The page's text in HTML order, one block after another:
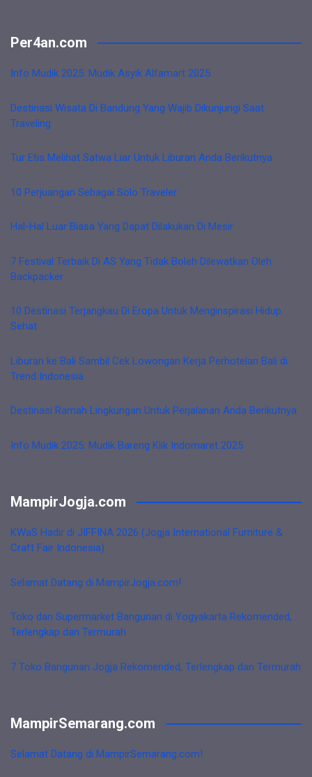
Per4an.com
Info Mudik 2025: Mudik Asyik Alfamart 2025
Destinasi Wisata Di Bandung Yang Wajib Dikunjungi Saat
Traveling
Tur Etis Melihat Satwa Liar Untuk Liburan Anda Berikutnya
10 Perjuangan Sebagai Solo Traveler
Hal-Hal Luar Biasa Yang Dapat Dilakukan Di Mesir
7 Festival Terbaik Di AS Yang Tidak Boleh Dilewatkan Oleh
Backpacker
10 Destinasi Terjangkau Di Eropa Untuk Menginspirasi Hidup
Sehat
Liburan ke Bali Sambil Cek Lowongan Kerja Perhotelan Bali di
Trend Indonesia
Destinasi Ramah Lingkungan Untuk Perjalanan Anda Berikutnya
Info Mudik 2025: Mudik Bareng Klik Indomaret 2025
MampirJogja.com
KWaS Hadir di JIFFINA 2026 (Jogja International Furniture &
Craft Fair Indonesia)
Selamat Datang di MampirJogja.com!
Toko dan Supermarket Bangunan di Yogyakarta Rekomended,
Terlengkap dan Termurah
7 Toko Bangunan Jogja Rekomended, Terlengkap dan Termurah
MampirSemarang.com
Selamat Datang di MampirSemarang.com!